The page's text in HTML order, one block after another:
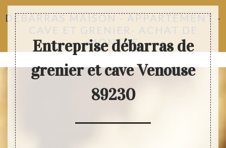
DÉBARRAS MAISON - APPARTEMENT -
CAVE ET GRENIER- ACHAT DE
MONTRE
Entreprise débarras de
grenier et cave Venouse
89230